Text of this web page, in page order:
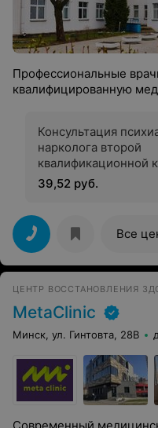
Профессиональные
квалифицированную
Консультация
нарколога второй
квалификационной
39,52 руб.
Все
ЦЕНТР ВОССТАНОВЛЕНИЯ
MetaClinic
Минск, ул. Гинтовта, 28В
Современный